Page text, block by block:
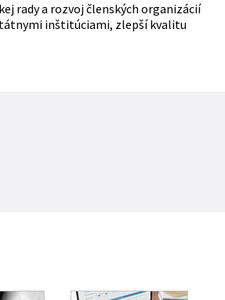
rady a rozvoj členských organizácií
inštitúciami, zlepší kvalitu